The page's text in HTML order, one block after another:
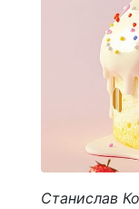
Станислав